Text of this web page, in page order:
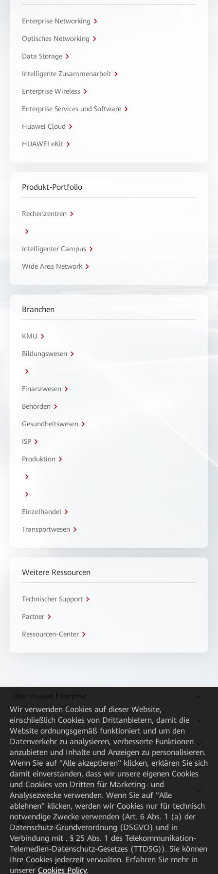
Enterprise Networking
Optisches Networking
Data Storage
Intelligente Zusammenarbeit
Enterprise Wireless
Enterprise Services und Software
Huawei Cloud
HUAWEI eKit
Produkt-Portfolio
Rechenzentren
Intelligenter Campus
Wide Area Network
Branchen
KMU
Bildungswesen
Finanzwesen
Behörden
Gesundheitswesen
ISP
Produktion
Einzelhandel
Transportwesen
Weitere Ressourcen
Technischer Support
Partner
Ressourcen-Center
Über Huawei Enterprise
Kaufanleitung
Partner
Ressourcen
Quick Links
HUAWEI eKit App
Huawei HiKnow App
HUAWEI eFly App
Wir verwenden Cookies auf dieser Website,
einschließlich Cookies von Drittanbietern, damit die
Website ordnungsgemäß funktioniert und um den
Datenverkehr zu analysieren, verbesserte Funktionen
anzubieten und Inhalte und Anzeigen zu personalisieren.
Wenn Sie auf "Alle akzeptieren" klicken, erklären Sie sich
damit einverstanden, dass wir unsere eigenen Cookies
und Cookies von Dritten für Marketing- und
Analysezwecke verwenden. Wenn Sie auf "Alle
ablehnen" klicken, werden wir Cookies nur für technisch
notwendige Zwecke verwenden (Art. 6 Abs. 1 (a) der
Datenschutz-Grundverordnung (DSGVO) und in
Verbindung mit . § 25 Abs. 1 des Telekommunikation-
Telemedien-Datenschutz-Gesetzes (TTDSG)). Sie können
Ihre Cookies jederzeit verwalten. Erfahren Sie mehr in
unserer Cookies Policy.